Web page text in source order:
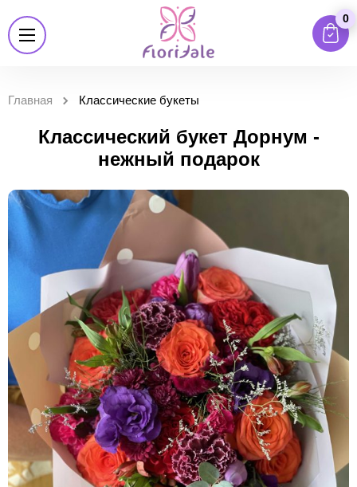
0
Главная Классические букеты
Классический букет Дорнум -
нежный подарок